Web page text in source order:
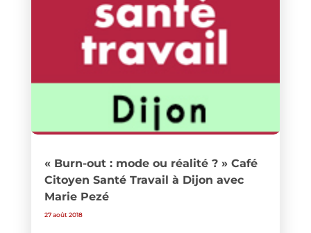
« Burn-out : mode ou réalité ? » Café
Citoyen Santé Travail à Dijon avec
Marie Pezé
27 août 2018